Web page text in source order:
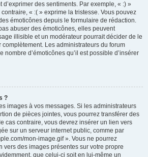
des sentiments. Par exemple, « :) »
« :( » exprime la tristesse. Vous pouvez
émoticônes depuis le formulaire de rédaction.
abuser des émoticônes, elles peuvent
illisible et un modérateur pourrait décider de le
Les administrateurs du forum
nombre d’émoticônes qu’il est possible d’insérer
?
images à vos messages. Si les administrateurs
de pièces jointes, vous pourrez transférer des
cas contraire, vous devrez insérer un lien vers
sur un serveur internet public, comme par
mon-image.gif ». Vous ne pourrez
vers des images présentes sur votre propre
que celui-ci soit en lui-même un